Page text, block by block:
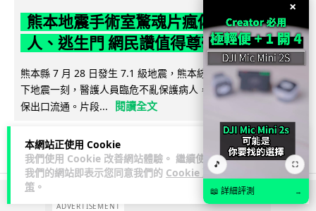
本網站正使用 Cookie
我們使用 Cookie 改善網站體驗。 繼續使用
我們的網站即表示您同意我們的 Cookie 政
策 。
熊本地震手術室驚魂片瘋傳 醫護保護病
人、逃生門 網民讚值得尊敬
熊本縣 7 月 28 日發生 7.1 級地震，熊本綜合醫院手術室鏡頭拍
下地震一刻，醫護人員臨危不亂保護病人，更馬上開逃生門確
保出口流通。片段...
閱讀全文
69 23↗ 分享
ADVERTISEMENT
×
🎵 ⛶
📖 詳細評測 →